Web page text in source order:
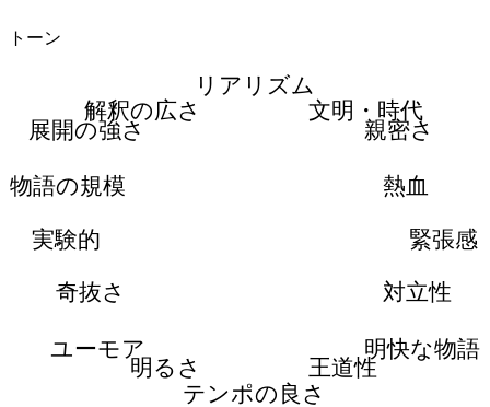
トーン
リアリズム
文明・時代
親密さ
熱血
緊張感
対立性
明快な物語
王道性
テンポの良さ
明るさ
ユーモア
奇抜さ
実験的
物語の規模
展開の強さ
解釈の広さ